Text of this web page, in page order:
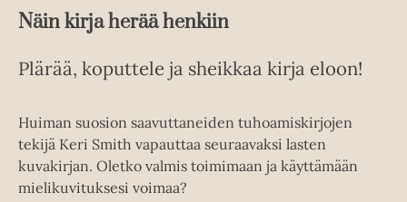
Näin kirja herää henkiin
Plärää, koputtele ja sheikkaa kirja eloon!
Huiman suosion saavuttaneiden tuhoamiskirjojen
tekijä Keri Smith vapauttaa seuraavaksi lasten
kuvakirjan. Oletko valmis toimimaan ja käyttämään
mielikuvituksesi voimaa?